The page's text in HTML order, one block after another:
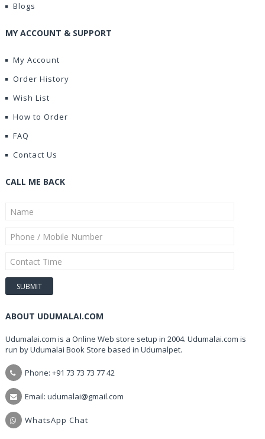
Blogs
MY ACCOUNT & SUPPORT
My Account
Order History
Wish List
How to Order
FAQ
Contact Us
CALL ME BACK
ABOUT UDUMALAI.COM
Udumalai.com is a Online Web store setup in 2004. Udumalai.com is
run by Udumalai Book Store based in Udumalpet.
Phone: +91 73 73 73 77 42
Email: udumalai@gmail.com
WhatsApp Chat